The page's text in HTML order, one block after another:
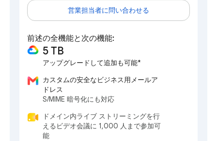
営業担当者に問い合わせる
前述の全機能と次の機能:
5 TB
アップグレードして追加も可能*
カスタムの安全なビジネス用メールア
ドレス
S/MIME 暗号化にも対応
ドメイン内ライブ ストリーミングを行
えるビデオ会議に 1,000 人まで参加可
能